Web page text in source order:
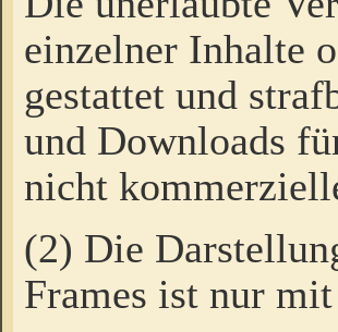
einzelner Inhalte
gestattet und
und Downloads
nicht
(2) Die
Frames ist nur